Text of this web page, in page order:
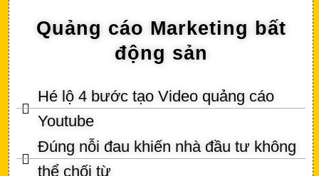
Quảng cáo Marketing bất
động sản
Hé lộ 4 bước tạo Video quảng cáo
Youtube
Đúng nỗi đau khiến nhà đầu tư không
thể chối từ